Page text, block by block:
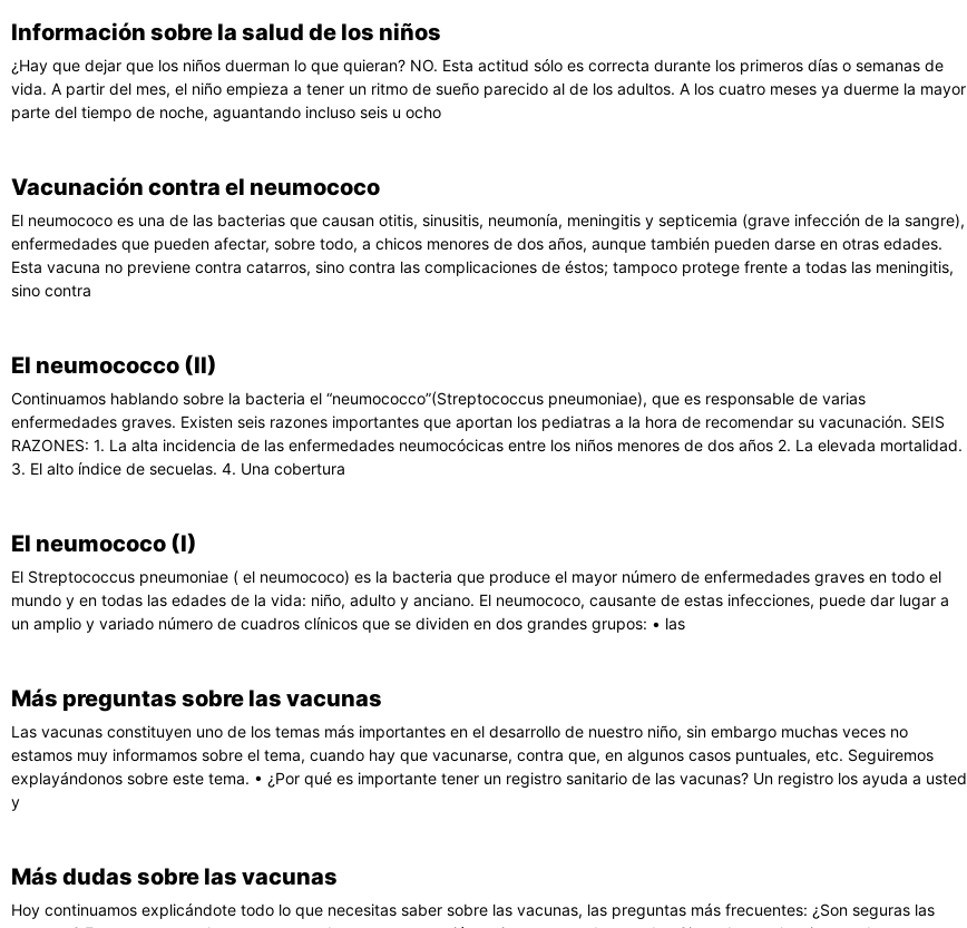
Información sobre la salud de los niños
¿Hay que dejar que los niños duerman lo que quieran? NO. Esta actitud sólo es correcta durante los primeros días o semanas de
vida. A partir del mes, el niño empieza a tener un ritmo de sueño parecido al de los adultos. A los cuatro meses ya duerme la mayor
parte del tiempo de noche, aguantando incluso seis u ocho
Vacunación contra el neumococo
El neumococo es una de las bacterias que causan otitis, sinusitis, neumonía, meningitis y septicemia (grave infección de la sangre),
enfermedades que pueden afectar, sobre todo, a chicos menores de dos años, aunque también pueden darse en otras edades.
Esta vacuna no previene contra catarros, sino contra las complicaciones de éstos; tampoco protege frente a todas las meningitis,
sino contra
El neumococco (II)
Continuamos hablando sobre la bacteria el “neumococco”(Streptococcus pneumoniae), que es responsable de varias
enfermedades graves. Existen seis razones importantes que aportan los pediatras a la hora de recomendar su vacunación. SEIS
RAZONES: 1. La alta incidencia de las enfermedades neumocócicas entre los niños menores de dos años 2. La elevada mortalidad.
3. El alto índice de secuelas. 4. Una cobertura
El neumococo (I)
El Streptococcus pneumoniae ( el neumococo) es la bacteria que produce el mayor número de enfermedades graves en todo el
mundo y en todas las edades de la vida: niño, adulto y anciano. El neumococo, causante de estas infecciones, puede dar lugar a
un amplio y variado número de cuadros clínicos que se dividen en dos grandes grupos: • las
Más preguntas sobre las vacunas
Las vacunas constituyen uno de los temas más importantes en el desarrollo de nuestro niño, sin embargo muchas veces no
estamos muy informamos sobre el tema, cuando hay que vacunarse, contra que, en algunos casos puntuales, etc. Seguiremos
explayándonos sobre este tema. • ¿Por qué es importante tener un registro sanitario de las vacunas? Un registro los ayuda a usted
y
Más dudas sobre las vacunas
Hoy continuamos explicándote todo lo que necesitas saber sobre las vacunas, las preguntas más frecuentes: ¿Son seguras las